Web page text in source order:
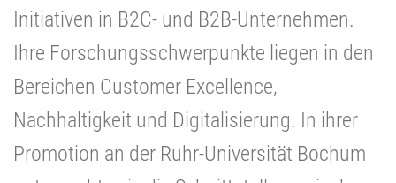
Initiativen in B2C- und B2B-Unternehmen.
Ihre Forschungsschwerpunkte liegen in den
Bereichen Customer Excellence,
Nachhaltigkeit und Digitalisierung. In ihrer
Promotion an der Ruhr-Universität Bochum